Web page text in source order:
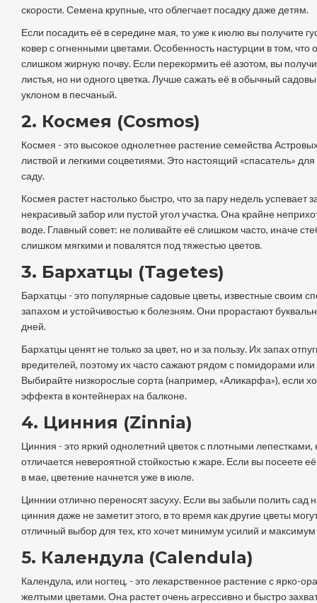
скорости. Семена крупные, что облегчает посадку даже детям.
Если посадить её в середине мая, то уже к июлю вы получите
ковер с огненными цветами. Особенность настурции в том, что
слишком жирную почву. Если перекормить её азотом, вы
листья, но ни одного цветка. Лучше сажать её в обычный
уклоном в песчаный.
2. Космея (Cosmos)
Космея - это высокое однолетнее растение семейства
листвой и легкими соцветиями. Это настоящий «спасатель» для
саду.
Космея растет настолько быстро, что за пару недель успевает
некрасивый забор или пустой угол участка. Она крайне
воде. Главный совет: не поливайте её слишком часто, иначе
слишком мягкими и повалятся под тяжестью цветов.
3. Бархатцы (Tagetes)
Бархатцы - это популярные садовые цветы, известные своим
запахом и устойчивостью к болезням. Они прорастают
дней.
Бархатцы ценят не только за цвет, но и за пользу. Их запах
вредителей, поэтому их часто сажают рядом с помидорами или
Выбирайте низкорослые сорта (например, «Аликарфа»), если
эффекта в контейнерах на балконе.
4. Цинния (Zinnia)
Цинния - этояркий однолетний цветок с плотными лепестками,
отличается невероятной стойкостью к жаре. Если вы посеете
в мае, цветение начнется уже в июле.
Циннии отлично переносят засуху. Если вы забыли полить сад
цинния даже не заметит этого, в то время как другие цветы
отличный выбор для тех, кто хочет минимум усилий и максимум
5. Календула (Calendula)
Календула, или ногтец, - это лекарственное растение с ярко-
желтыми цветами. Она растет очень агрессивно и быстро